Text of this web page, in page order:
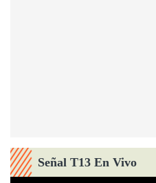
Señal T13 En Vivo